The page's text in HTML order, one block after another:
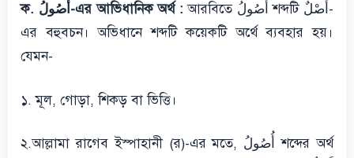
ক. أُصُولُ-এর আভিধানিক অর্থ : আরবিতে أُصُولُ শব্দটি أَصْلٌ-
এর বহুবচন। অভিধানে শব্দটি কয়েকটি অর্থে ব্যবহার হয়।
যেমন-
১. মূল, গোড়া, শিকড় বা ভিত্তি।
২.আল্লামা রাগেব ইস্পাহানী (র)-এর মতে, أُصُولُ শব্দের অর্থ